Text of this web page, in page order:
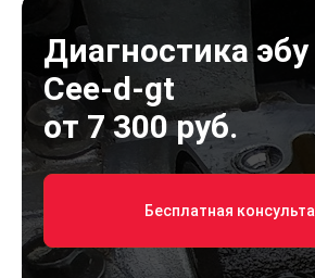
Диагностика эбу
Cee-d-gt
от 7 300 руб.
Бесплатная